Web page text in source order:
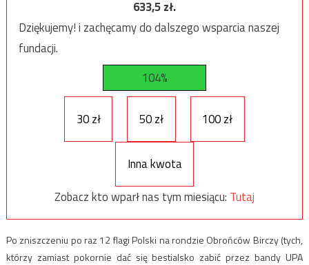
633,5zł.
Dziękujemy! i zachęcamy do dalszego wsparcia naszej
fundacji.
104%
30 zł 50 zł 100 zł
Inna kwota
Zobacz kto wparł nas tym miesiącu: Tutaj
Po zniszczeniu po raz 12 flagi Polski na rondzie Obrońców Birczy (tych,
którzy zamiast pokornie dać się bestialsko zabić przez bandy UPA